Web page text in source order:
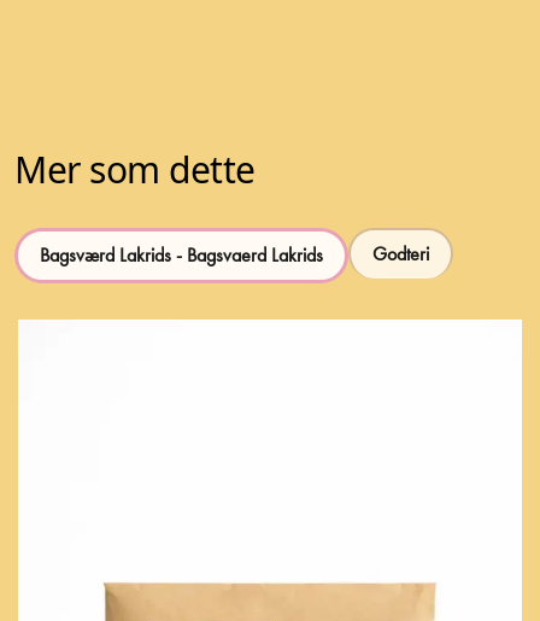
Mer som dette
Bagsværd Lakrids - Bagsvaerd Lakrids Godteri